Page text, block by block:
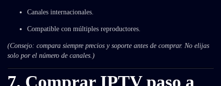
Canales internacionales.
Compatible con múltiples reproductores.
(Consejo: compara siempre precios y soporte antes de comprar. No elijas
solo por el número de canales.)